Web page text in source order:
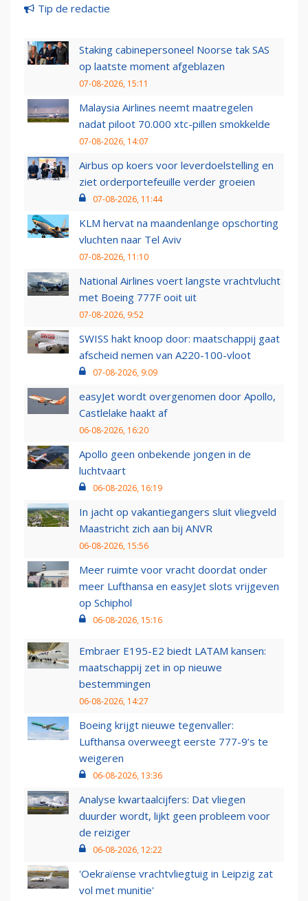
Tip de redactie
Staking cabinepersoneel Noorse tak SAS
op laatste moment afgeblazen
07-08-2026, 15:11
Malaysia Airlines neemt maatregelen
nadat piloot 70.000 xtc-pillen smokkelde
07-08-2026, 14:07
Airbus op koers voor leverdoelstelling en
ziet orderportefeuille verder groeien
07-08-2026, 11:44
KLM hervat na maandenlange opschorting
vluchten naar Tel Aviv
07-08-2026, 11:10
National Airlines voert langste vrachtvlucht
met Boeing 777F ooit uit
07-08-2026, 9:52
SWISS hakt knoop door: maatschappij gaat
afscheid nemen van A220-100-vloot
07-08-2026, 9:09
easyJet wordt overgenomen door Apollo,
Castlelake haakt af
06-08-2026, 16:20
Apollo geen onbekende jongen in de
luchtvaart
06-08-2026, 16:19
In jacht op vakantiegangers sluit vliegveld
Maastricht zich aan bij ANVR
06-08-2026, 15:56
Meer ruimte voor vracht doordat onder
meer Lufthansa en easyJet slots vrijgeven
op Schiphol
06-08-2026, 15:16
Embraer E195-E2 biedt LATAM kansen:
maatschappij zet in op nieuwe
bestemmingen
06-08-2026, 14:27
Boeing krijgt nieuwe tegenvaller:
Lufthansa overweegt eerste 777-9’s te
weigeren
06-08-2026, 13:36
Analyse kwartaalcijfers: Dat vliegen
duurder wordt, lijkt geen probleem voor
de reiziger
06-08-2026, 12:22
'Oekraïense vrachtvliegtuig in Leipzig zat
vol met munitie'